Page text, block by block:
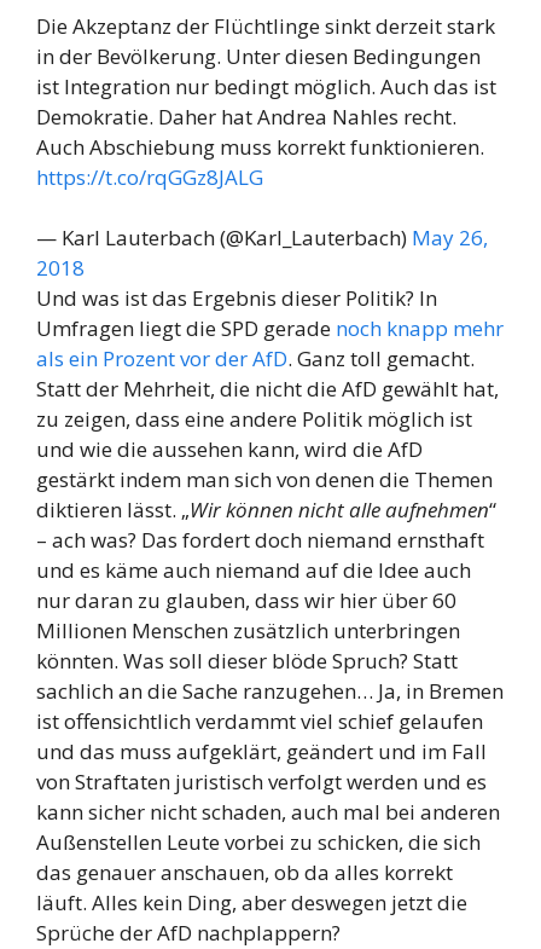
Die Akzeptanz der Flüchtlinge sinkt derzeit stark
in der Bevölkerung. Unter diesen Bedingungen
ist Integration nur bedingt möglich. Auch das ist
Demokratie. Daher hat Andrea Nahles recht.
Auch Abschiebung muss korrekt funktionieren.
https://t.co/rqGGz8JALG
— Karl Lauterbach (@Karl_Lauterbach) May 26,
2018
Und was ist das Ergebnis dieser Politik? In
Umfragen liegt die SPD gerade noch knapp mehr
als ein Prozent vor der AfD. Ganz toll gemacht.
Statt der Mehrheit, die nicht die AfD gewählt hat,
zu zeigen, dass eine andere Politik möglich ist
und wie die aussehen kann, wird die AfD
gestärkt indem man sich von denen die Themen
diktieren lässt. „Wir können nicht alle aufnehmen“
– ach was? Das fordert doch niemand ernsthaft
und es käme auch niemand auf die Idee auch
nur daran zu glauben, dass wir hier über 60
Millionen Menschen zusätzlich unterbringen
könnten. Was soll dieser blöde Spruch? Statt
sachlich an die Sache ranzugehen… Ja, in Bremen
ist offensichtlich verdammt viel schief gelaufen
und das muss aufgeklärt, geändert und im Fall
von Straftaten juristisch verfolgt werden und es
kann sicher nicht schaden, auch mal bei anderen
Außenstellen Leute vorbei zu schicken, die sich
das genauer anschauen, ob da alles korrekt
läuft. Alles kein Ding, aber deswegen jetzt die
Sprüche der AfD nachplappern?